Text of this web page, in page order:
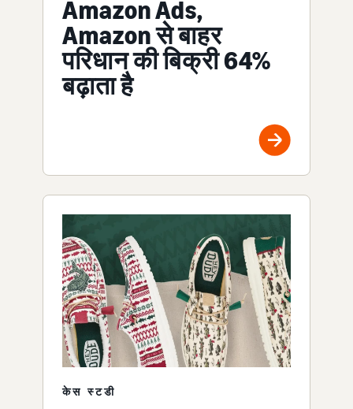
Amazon Ads,
Amazon से बाहर
परिधान की बिक्री 64%
बढ़ाता है
केस स्टडी